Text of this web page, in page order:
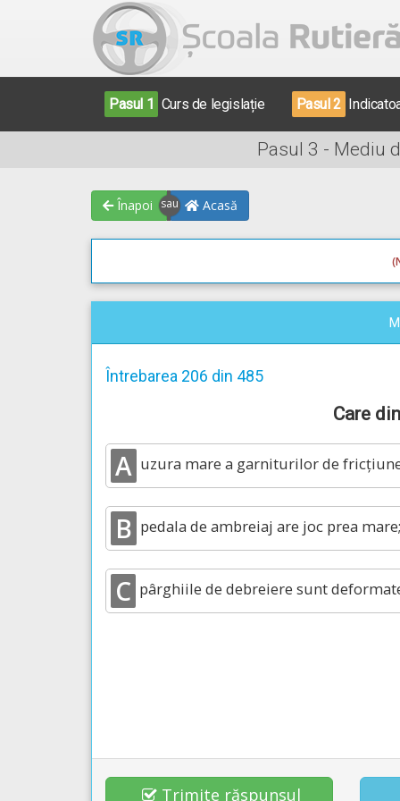
Pasul 1 Curs de legislație Pasul 2
Pasul 3 - Mediu
Înapoi Acasă
Întrebarea 206 din 485
Care
A uzura mare a garniturilor de
B pedala de ambreiaj are joc prea mare;
C pârghiile de debreiere sunt
Trimite răspunsul